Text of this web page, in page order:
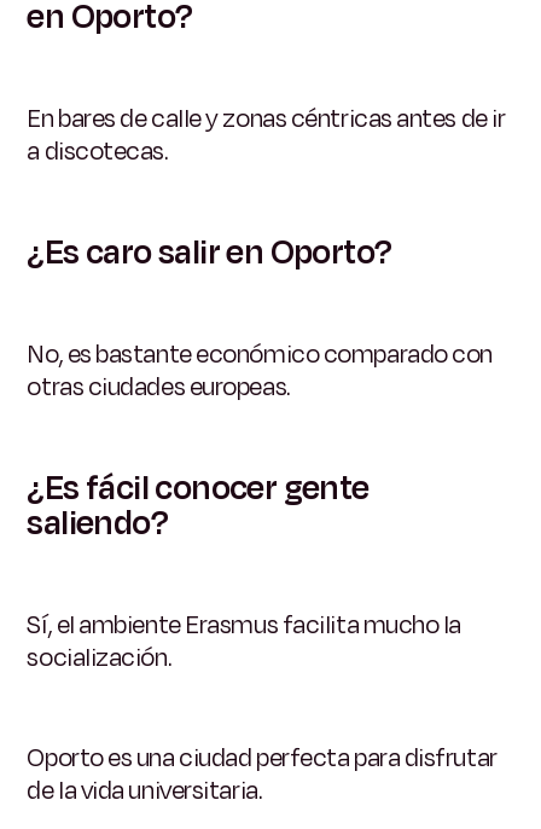
en Oporto?
En bares de calle y zonas céntricas antes de ir
a discotecas.
¿Es caro salir en Oporto?
No, es bastante económico comparado con
otras ciudades europeas.
¿Es fácil conocer gente
saliendo?
Sí, el ambiente Erasmus facilita mucho la
socialización.
Oporto es una ciudad perfecta para disfrutar
de la vida universitaria.